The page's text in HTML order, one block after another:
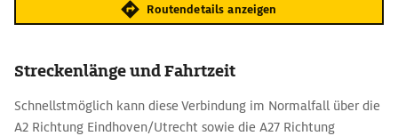
Routendetails anzeigen
Streckenlänge und Fahrtzeit
Schnellstmöglich kann diese Verbindung im Normalfall über die
A2 Richtung Eindhoven/Utrecht sowie die A27 Richtung